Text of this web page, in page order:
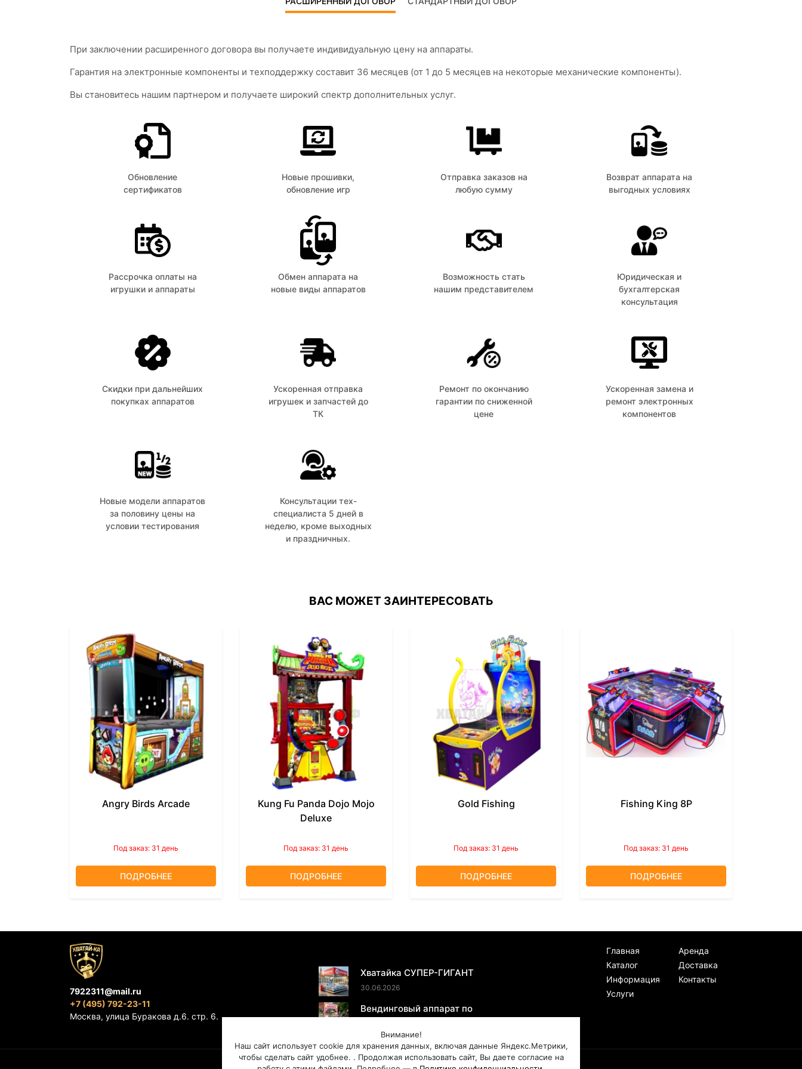
При заключении расширенного договора вы получаете индивидуальную цену на аппараты.
Гарантия на электронные компоненты и техподдержку составит 36 месяцев (от 1 до 5 месяцев на некоторые механические компоненты).
Вы становитесь нашим партнером и получаете широкий спектр дополнительных услуг.
Обновление
сертификатов
Новые прошивки,
обновление игр
Отправка заказов на
любую сумму
Возврат аппарата на
выгодных условиях
Рассрочка оплаты на
игрушки и аппараты
Обмен аппарата на
новые виды аппаратов
Возможность стать
нашим представителем
Юридическая и
бухгалтерская
консультация
Скидки при дальнейших
покупках аппаратов
Ускоренная отправка
игрушек и запчастей до
ТК
Ремонт по окончанию
гарантии по сниженной
цене
Ускоренная замена и
ремонт электронных
компонентов
Новые модели аппаратов
за половину цены на
условии тестирования
Консультации тех-
специалиста 5 дней в
неделю, кроме выходных
и праздничных.
ВАС МОЖЕТ ЗАИНТЕРЕСОВАТЬ
Angry Birds Arcade
Под заказ: 31 день
ПОДРОБНЕЕ
Kung Fu Panda Dojo Mojo
Deluxe
Под заказ: 31 день
ПОДРОБНЕЕ
Gold Fishing
Под заказ: 31 день
ПОДРОБНЕЕ
Fishing King 8P
Под заказ: 31 день
ПОДРОБНЕЕ
7922311@mail.ru
+7 (495) 792-23-11
Москва, улица Буракова д.6. стр. 6.
Хватайка СУПЕР-ГИГАНТ
30.06.2026
Вендинговый аппарат по
20.05.2026
Главная
Каталог
Информация
Услуги
Аренда
Доставка
Контакты
Внимание!
Наш сайт использует cookie для хранения данных, включая данные Яндекс.Метрики,
чтобы сделать сайт удобнее. . Продолжая использовать сайт, Вы даете согласие на